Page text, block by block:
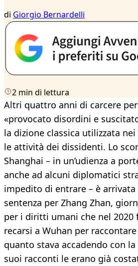
di Giorgio Bernardelli
2 min di lettura
Altri quattro anni di carcere
«provocato disordini e
la dizione classica utilizzata
le attività dei dissidenti. Lo
Shanghai – in un’udienza a
anche ad alcuni diplomatici
impedito di entrare – è arrivata
sentenza per Zhang Zhan,
per i diritti umani che nel 2020
recarsi a Wuhan per
quanto stava accadendo con
suoi racconti le erano già